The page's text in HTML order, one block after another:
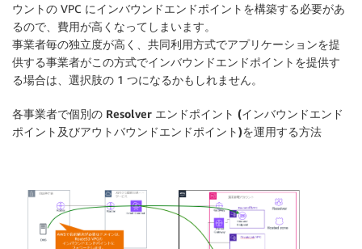
ウントの VPC にインバウンドエンドポイントを構築する必要があ
るので、費用が高くなってしまいます。
事業者毎の独立度が高く、共同利用方式でアプリケーションを提
供する事業者がこの方式でインバウンドエンドポイントを提供す
る場合は、選択肢の 1 つになるかもしれません。
各事業者で個別の Resolver エンドポイント (インバウンドエンド
ポイント及びアウトバウンドエンドポイント)を運用する方法